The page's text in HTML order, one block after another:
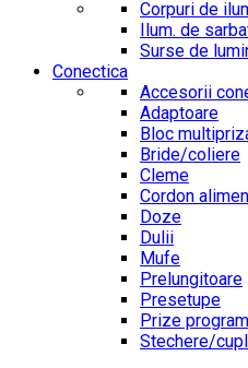
Corpuri de
Ilum. de
Surse de
Conectica
Accesorii
Adaptoare
Bloc
Bride/coliere
Cleme
Cordon
Doze
Dulii
Mufe
Prelungitoare
Presetupe
Prize
Stechere/